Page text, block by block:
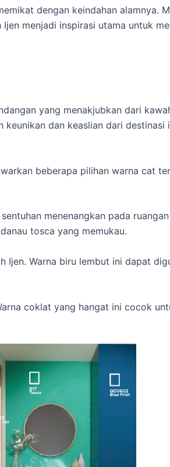
dengan keindahan alamnya.
menjadi inspirasi utama untuk
yang menakjubkan dari
dan keaslian dari destinasi
beberapa pilihan warna cat
menenangkan pada
tosca yang memukau.
Warna biru lembut ini dapat
coklat yang hangat ini cocok